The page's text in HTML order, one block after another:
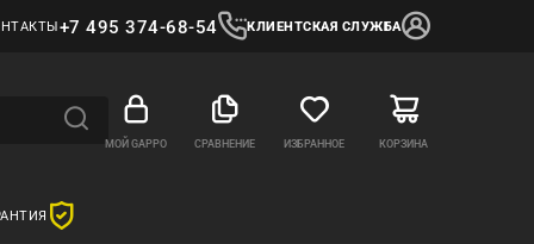
+7 495 374-68-54 КЛИЕНТСКАЯ СЛУЖБА
МОЙ GAPPO СРАВНЕНИЕ ИЗБРАННОЕ КОРЗИНА